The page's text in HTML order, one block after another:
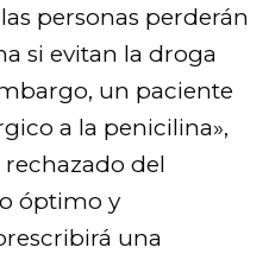
personas perderán
si evitan la droga
un paciente
a la penicilina»,
rechazado del
óptimo y
una